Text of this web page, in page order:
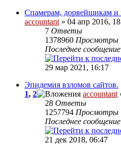
Спамерам, дорвейщикам и
accountant » 04 апр 2016,
7 Ответы
1378960 Просмотры
Последнее сообщение
29 мар 2021, 16:17
Эпидемия взломов сайтов.
1, 2 accountant
28 Ответы
1257794 Просмотры
Последнее сообщение
21 дек 2018, 06:47